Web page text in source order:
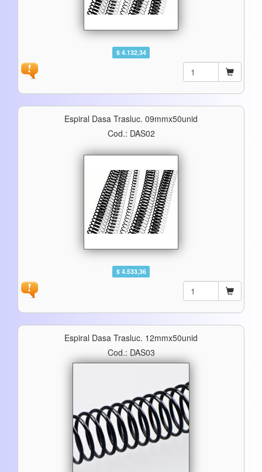
$ 4.132,34
Espiral Dasa Trasluc. 09mmx50unid
Cod.: DAS02
$ 4.533,36
Espiral Dasa Trasluc. 12mmx50unid
Cod.: DAS03